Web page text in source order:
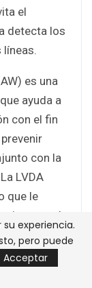
el
detecta los
es una
ayuda a
con el fin
con la
LVDA
que le
con la
experiencia.
pero puede
Acceptar